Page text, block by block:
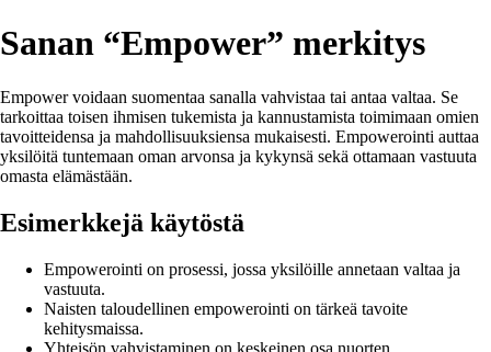
Sanan “Empower” merkitys
Empower voidaan suomentaa sanalla vahvistaa tai antaa valtaa. Se
tarkoittaa toisen ihmisen tukemista ja kannustamista toimimaan omien
tavoitteidensa ja mahdollisuuksiensa mukaisesti. Empowerointi auttaa
yksilöitä tuntemaan oman arvonsa ja kykynsä sekä ottamaan vastuuta
omasta elämästään.
Esimerkkejä käytöstä
Empowerointi on prosessi, jossa yksilöille annetaan valtaa ja
vastuuta.
Naisten taloudellinen empowerointi on tärkeä tavoite
kehitysmaissa.
Yhteisön vahvistaminen on keskeinen osa nuorten